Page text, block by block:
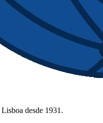
desde 1931.